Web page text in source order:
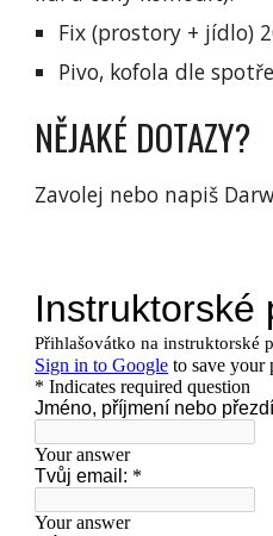
Fix (prostory + jídlo)
Pivo, kofola dle
NĚJAKÉ DOTAZY?
Zavolej nebo napiš